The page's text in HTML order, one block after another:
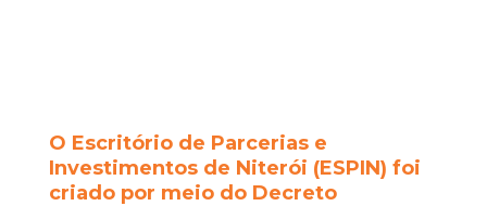
O Escritório de Parcerias e
Investimentos de Niterói (ESPIN) foi
criado por meio do Decreto